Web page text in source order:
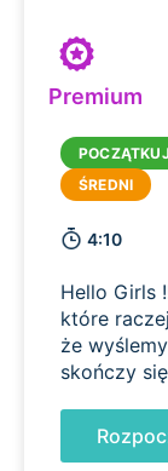
Premium
4:10
Hello Girls
które
że
skończy